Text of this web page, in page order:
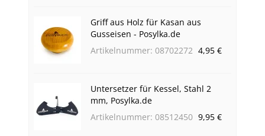
Griff aus Holz für Kasan aus
Gusseisen - Posylka.de
Artikelnummer: 08702272 4,95 €
Untersetzer für Kessel, Stahl 2
mm, Posylka.de
Artikelnummer: 08512450 9,95 €